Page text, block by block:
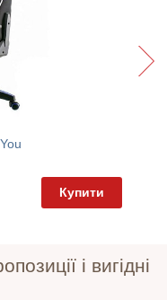
Купити
і вигідні